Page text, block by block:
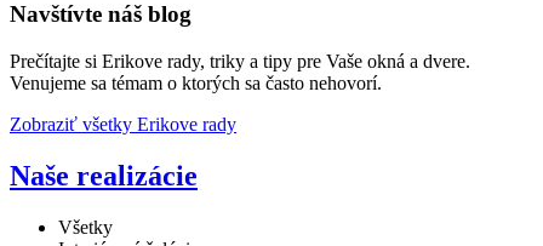
Navštívte náš blog
Prečítajte si Erikove rady, triky a tipy pre Vaše okná a dvere.
Venujeme sa témam o ktorých sa často nehovorí.
Zobraziť všetky Erikove rady
Naše realizácie
Všetky